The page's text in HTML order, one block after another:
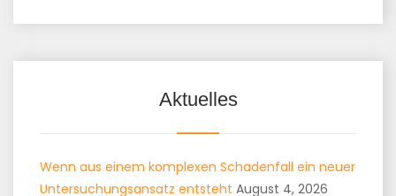
Aktuelles
Wenn aus einem komplexen Schadenfall ein neuer
Untersuchungsansatz entsteht August 4, 2026